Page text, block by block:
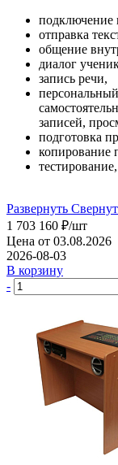
подключение
отправка
общение
диалог
запись речи,
записей,
подготовка
копирование
Развернуть
1 703 160 ₽/шт
Цена от 03.08.2026
2026-08-03
В корзину
-